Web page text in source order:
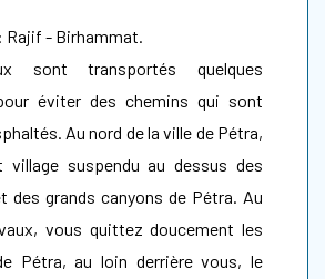
Rajif - Birhammat.
sont transportés quelques
éviter des chemins qui sont
Au nord de la ville de Pétra,
suspendu au dessus des
des grands canyons de Pétra. Au
vous quittez doucement les
Pétra, au loin derrière vous, le